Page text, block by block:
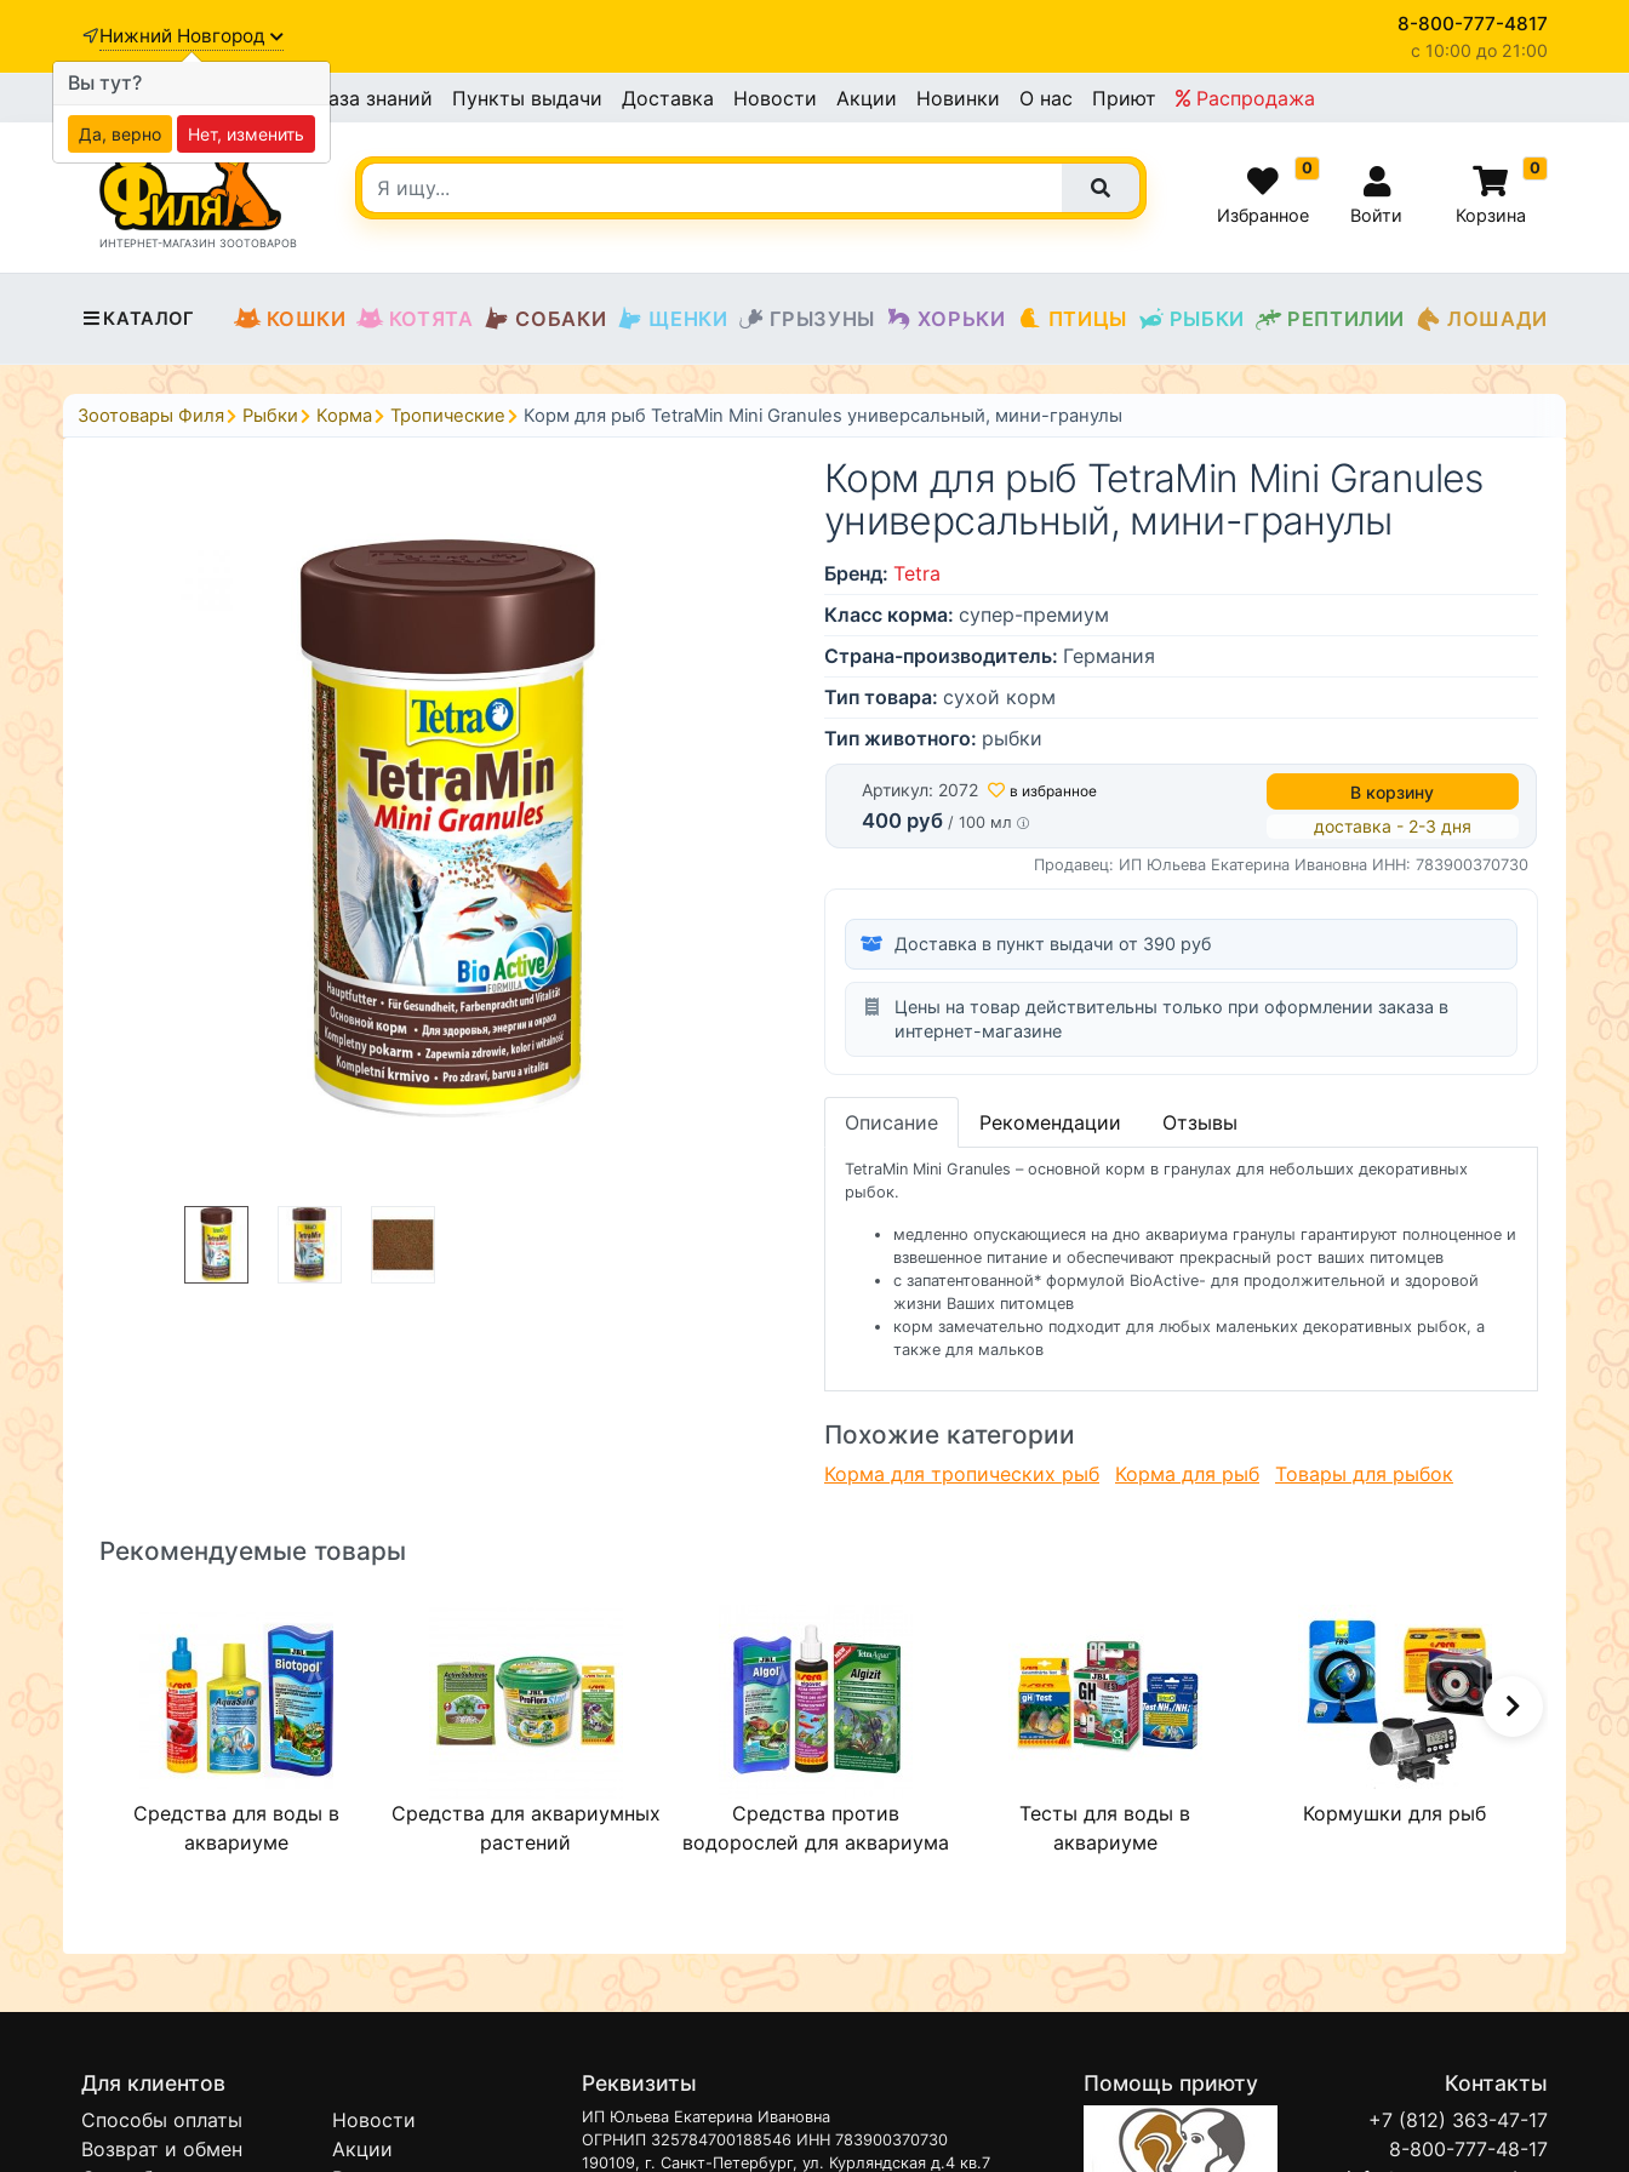
Нижний Новгород
8-800-777-4817
c 10:00 до 21:00
База знаний Пункты выдачи Доставка Новости Акции Новинки О нас Приют Распродажа
ИНТЕРНЕТ-МАГАЗИН ЗООТОВАРОВ
0
Избранное Войти
0
Корзина
КАТАЛОГ КОШКИ КОТЯТА СОБАКИ ЩЕНКИ ГРЫЗУНЫ ХОРЬКИ ПТИЦЫ РЫБКИ РЕПТИЛИИ ЛОШАДИ
Зоотовары Филя Рыбки Корма Тропические Корм для рыб TetraMin Mini Granules универсальный, мини-гранулы
Корм для рыб TetraMin Mini Granules
универсальный, мини-гранулы
Бренд: Tetra
Класс корма: супер-премиум
Страна-производитель: Германия
Тип товара: сухой корм
Тип животного: рыбки
Артикул: 2072 в избранное
400 руб / 100 мл
В корзину
доставка - 2-3 дня
Продавец: ИП Юльева Екатерина Ивановна ИНН: 783900370730
Доставка в пункт выдачи от 390 руб
Цены на товар действительны только при оформлении заказа в
интернет-магазине
Описание Рекомендации Отзывы
TetraMin Mini Granules – основной корм в гранулах для небольших декоративных
рыбок.
медленно опускающиеся на дно аквариума гранулы гарантируют полноценное и
взвешенное питание и обеспечивают прекрасный рост ваших питомцев
с запатентованной* формулой BioActive- для продолжительной и здоровой
жизни Ваших питомцев
корм замечательно подходит для любых маленьких декоративных рыбок, а
также для мальков
Похожие категории
Корма для тропических рыб Корма для рыб Товары для рыбок
Рекомендуемые товары
Средства для воды в
аквариуме
Средства для аквариумных
растений
Средства против
водорослей для аквариума
Тесты для воды в
аквариуме
Кормушки для рыб
Для клиентов
Способы оплаты
Возврат и обмен
Новости
Акции
Реквизиты
ИП Юльева Екатерина Ивановна
ОГРНИП 325784700188546 ИНН 783900370730
190109, г. Санкт-Петербург, ул. Курляндская д.4 кв.7
Помощь приюту Контакты
+7 (812) 363-47-17
8-800-777-48-17
Вы тут?
Да, верно Нет, изменить